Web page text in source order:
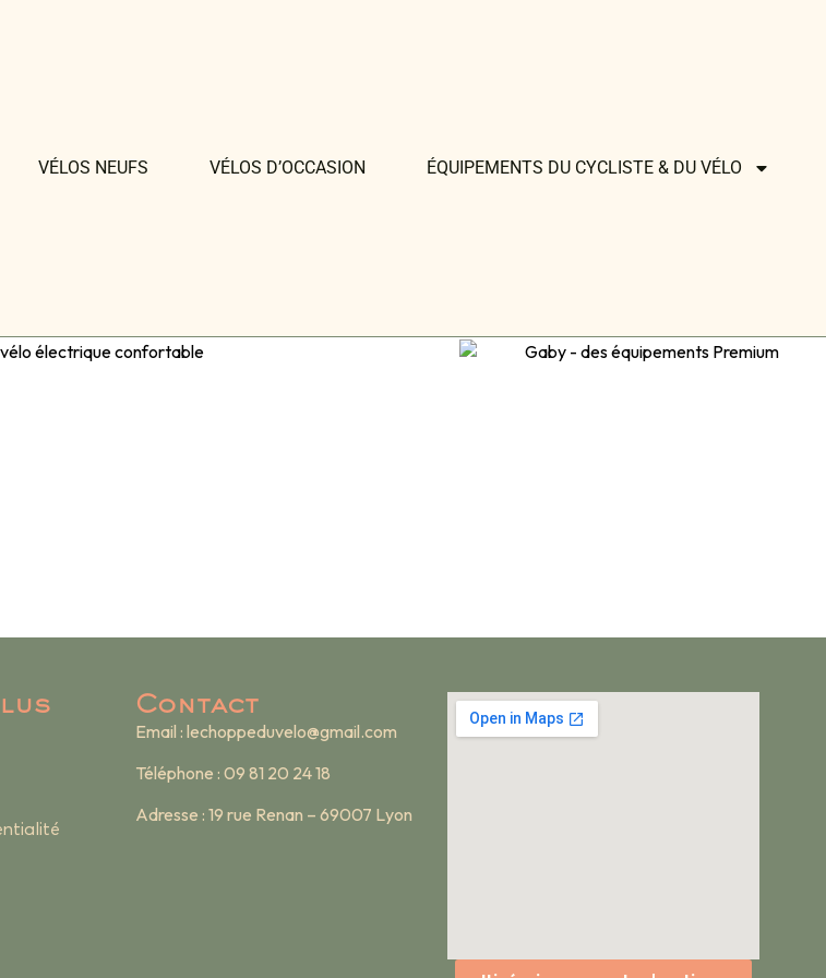
VÉLOS NEUFS VÉLOS D’OCCASION ÉQUIPEMENTS DU CYCLISTE & DU VÉLO
Contact
Email : lechoppeduvelo@gmail.com
Téléphone : 09 81 20 24 18
Adresse : 19 rue Renan – 69007 Lyon